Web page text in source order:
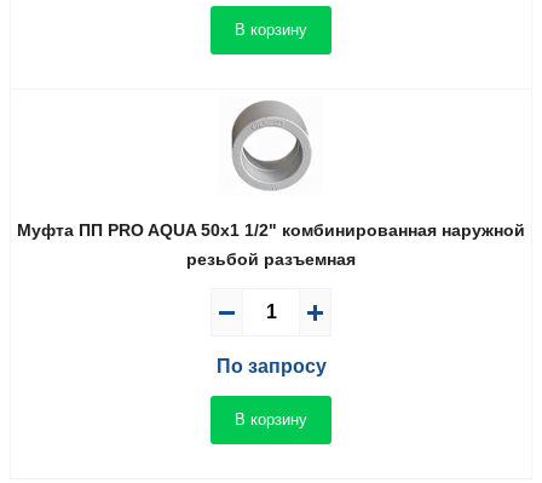
В корзину
Муфта ПП PRO AQUA 50x1 1/2" комбинированная наружной
резьбой разъемная
По запросу
В корзину